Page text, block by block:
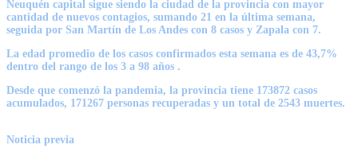
Neuquén capital sigue siendo la ciudad de la provincia con mayor
cantidad de nuevos contagios, sumando 21 en la última semana,
seguida por San Martín de Los Andes con 8 casos y Zapala con 7.
La edad promedio de los casos confirmados esta semana es de 43,7%
dentro del rango de los 3 a 98 años .
Desde que comenzó la pandemia, la provincia tiene 173872 casos
acumulados, 171267 personas recuperadas y un total de 2543 muertes.
Noticia previa